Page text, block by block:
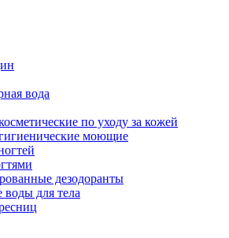
вода
по уходу за кожей
моющие
дезодоранты
для тела